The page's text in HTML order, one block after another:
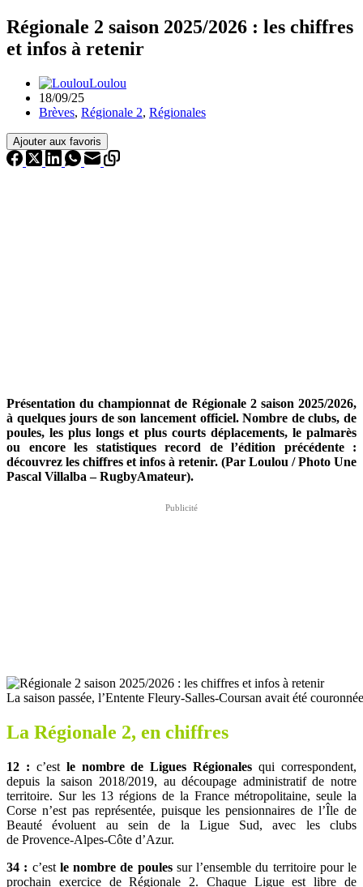
Régionale 2 saison 2025/2026 : les chiffres
et infos à retenir
Loulou
18/09/25
Brèves, Régionale 2, Régionales
Ajouter aux favoris
Présentation du championnat de Régionale 2 saison 2025/2026,
à quelques jours de son lancement officiel. Nombre de clubs, de
poules, les plus longs et plus courts déplacements, le palmarès
ou encore les statistiques record de l’édition précédente :
découvrez les chiffres et infos à retenir. (Par Loulou / Photo Une
Pascal Villalba – RugbyAmateur).
La saison passée, l’Entente Fleury-Salles-Coursan avait été
La Régionale 2, en chiffres
12 : c’estle nombre de Ligues Régionales qui correspondent,
depuis la saison 2018/2019, au découpage administratif de notre
territoire. Sur les 13 régions de la France métropolitaine, seule la
Corse n’est pas représentée, puisque les pensionnaires de l’Île de
Beauté évoluent au sein de la Ligue Sud, avec les clubs
de Provence-Alpes-Côte d’Azur.
34 : c’est le nombre de poulessur l’ensemble du territoire pour le
prochain exercice de Régionale 2. Chaque Ligue est libre de